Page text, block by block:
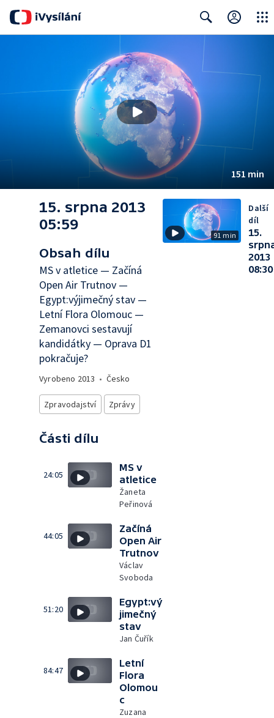
151 min
15. srpna 2013
05:59
Obsah dílu
MS v atletice — Začíná
Open Air Trutnov —
Egypt:výjimečný stav —
Letní Flora Olomouc —
Zemanovci sestavují
kandidátky — Oprava D1
pokračuje?
Vyrobeno 2013 • Česko
Zpravodajství Zprávy
Části dílu
24:05
MS v
atletice
Žaneta
Peřinová
44:05
Začíná
Open Air
Trutnov
Václav
Svoboda
51:20
Egypt:vý
jimečný
stav
Jan Čuřík
84:47
Letní
Flora
Olomou
c
Zuzana
91 min
Další
díl
15.
2013
08:30